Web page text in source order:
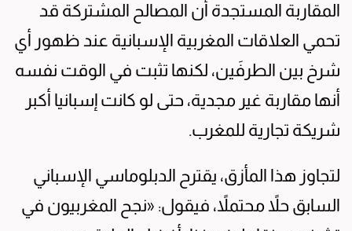
المقاربة المستجدة أن المصالح المشتركة قد
تحمي العلاقات المغربية الإسبانية عند ظهور أي
شرخ بين الطرفَين، لكنها تثبت في الوقت نفسه
أنها مقاربة غير مجدية، حتى لو كانت إسبانيا أكبر
شريكة تجارية للمغرب.
لتجاوز هذا المأزق، يقترح الدبلوماسي الإسباني
السابق حلاً محتملاً، فيقول: «نجح المغربيون في